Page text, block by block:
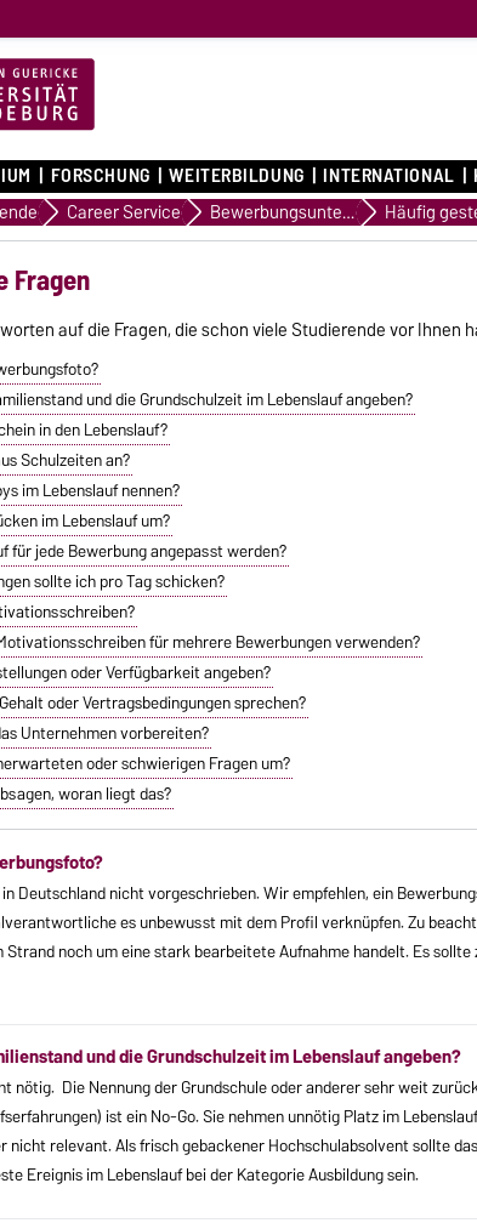
FORSCHUNG WEITERBILDUNG INTERNATIONAL
ManagementCareer Service Bewerbungsunterlagen Häufig
Fragen
auf die Fragen, die schon viele Studierende vor Ihnen
und die Grundschulzeit im Lebenslauf angeben?
in den Lebenslauf?
Schulzeiten an?
im Lebenslauf nennen?
im Lebenslauf um?
für jede Bewerbung angepasst werden?
sollte ich pro Tag schicken?
für mehrere Bewerbungen verwenden?
oder Verfügbarkeit angeben?
oder Vertragsbedingungen sprechen?
Unternehmen vorbereiten?
oder schwierigen Fragen um?
woran liegt das?
Deutschland nicht vorgeschrieben. Wir empfehlen, ein
es unbewusst mit dem Profil verknüpfen. Zu
noch um eine stark bearbeitete Aufnahme handelt. Es
und die Grundschulzeit im Lebenslauf angeben?
nötig. Die Nennung der Grundschule oder anderer sehr weit
ist ein No-Go. Sie nehmen unnötig Platz im
nicht relevant. Als frisch gebackener Hochschulabsolvent sollte
Ereignis im Lebenslauf bei der Kategorie Ausbildung sein.